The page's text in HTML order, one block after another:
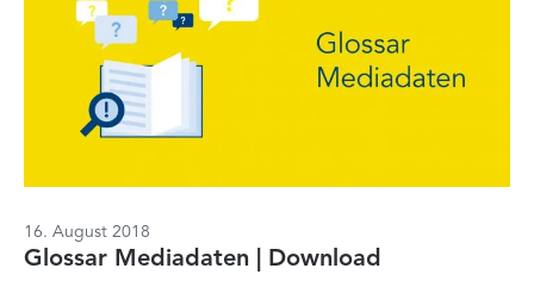
16. August 2018
Glossar Mediadaten | Download